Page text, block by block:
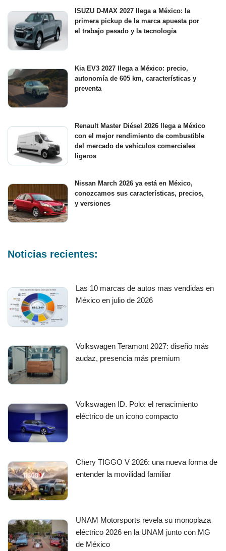
ISUZU D-MAX 2027 llega a México: la
primera pickup de la marca apuesta por
el trabajo pesado y la tecnología
Kia EV3 2027 llega a México: precio,
autonomía de 605 km, características y
preventa
Renault Master Diésel 2026 llega a México
con el mejor rendimiento de combustible
del mercado de vehículos comerciales
ligeros
Nissan March 2026 ya está en México,
conozcamos sus características, precios,
y versiones
Noticias recientes:
Las 10 marcas de autos mas vendidas en
México en julio de 2026
Volkswagen Teramont 2027: diseño más
audaz, presencia más premium
Volkswagen ID. Polo: el renacimiento
eléctrico de un icono compacto
Chery TIGGO V 2026: una nueva forma de
entender la movilidad familiar
UNAM Motorsports revela su monoplaza
eléctrico 2026 en la UNAM junto con MG
de México